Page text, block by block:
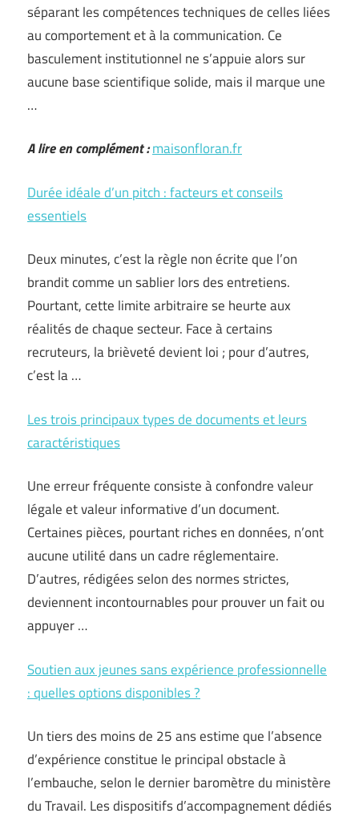
séparant les compétences techniques de celles liées
au comportement et à la communication. Ce
basculement institutionnel ne s’appuie alors sur
aucune base scientifique solide, mais il marque une
…
A lire en complément :maisonfloran.fr
Durée idéale d’un pitch : facteurs et conseils
essentiels
Deux minutes, c’est la règle non écrite que l’on
brandit comme un sablier lors des entretiens.
Pourtant, cette limite arbitraire se heurte aux
réalités de chaque secteur. Face à certains
recruteurs, la brièveté devient loi ; pour d’autres,
c’est la …
Les trois principaux types de documents et leurs
caractéristiques
Une erreur fréquente consiste à confondre valeur
légale et valeur informative d’un document.
Certaines pièces, pourtant riches en données, n’ont
aucune utilité dans un cadre réglementaire.
D’autres, rédigées selon des normes strictes,
deviennent incontournables pour prouver un fait ou
appuyer …
Soutien aux jeunes sans expérience professionnelle
: quelles options disponibles ?
Un tiers des moins de 25 ans estime que l’absence
d’expérience constitue le principal obstacle à
l’embauche, selon le dernier baromètre du ministère
du Travail. Les dispositifs d’accompagnement dédiés